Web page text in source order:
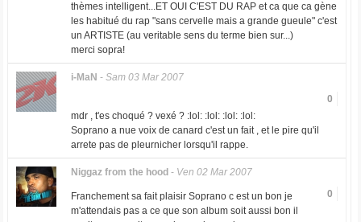
thèmes intelligent...ET OUI C'EST DU RAP et ca que ca gène
les habitué du rap "sans cervelle mais a grande gueule" c'est
un ARTISTE (au veritable sens du terme bien sur...)
merci sopra!
i-MaN - Sam 03 Mar 2007
0
mdr , t'es choqué ? vexé ? :lol: :lol: :lol: :lol:
Soprano a nue voix de canard c'est un fait , et le pire qu'il
arrete pas de pleurnicher lorsqu'il rappe.
Niggaz from the hood - Ven 02 Mar 2007
0
Franchement sa fait plaisir Soprano c est un bon je
m'attendais pas a ce que son album soit aussi bon il